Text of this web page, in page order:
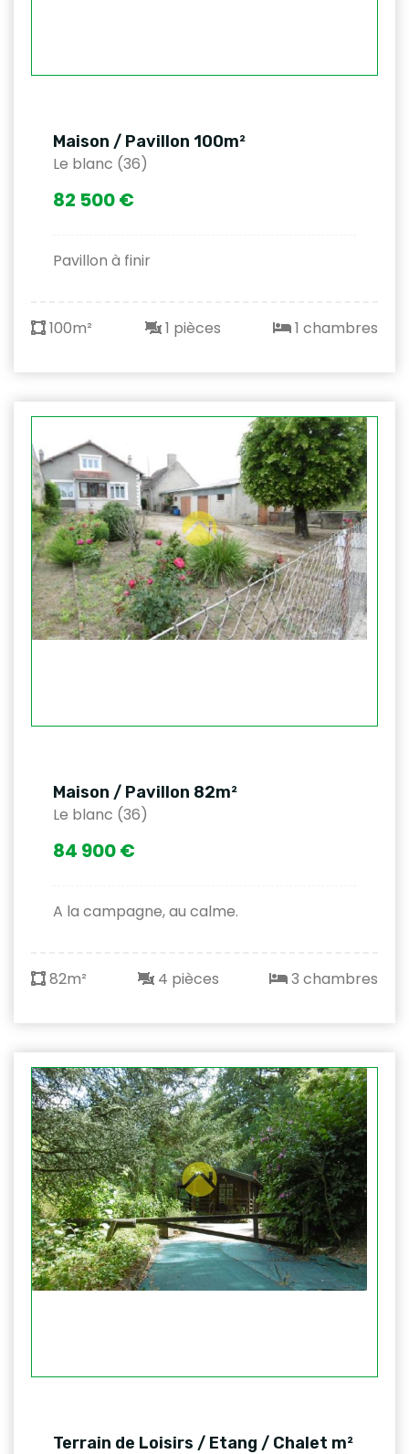
Maison / Pavillon 100m²
Le blanc (36)
82 500 €
Pavillon à finir
100m² 1 pièces 1 chambres
Maison / Pavillon 82m²
Le blanc (36)
84 900 €
A la campagne, au calme.
82m² 4 pièces 3 chambres
Terrain de Loisirs / Etang / Chalet m²